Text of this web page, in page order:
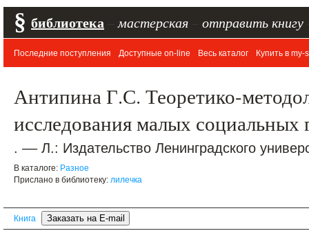
§ библиотека мастерская отправить книгу
Последние поступления Доступные on-line Весь каталог Купить в my-
Антипина Г.С. Теоретико-
исследования малых социальных
. –– Л.: Издательство Ленинградского
В каталоге: Разное
Прислано в библиотеку: лилечка
Книга